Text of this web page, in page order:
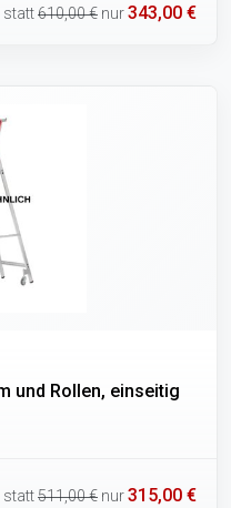
statt610,00 € nur343,00 €
und Rollen, einseitig
statt511,00 € nur315,00 €